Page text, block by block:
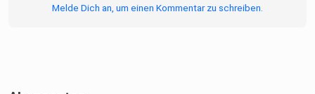
Melde Dich an, um einen Kommentar zu schreiben.